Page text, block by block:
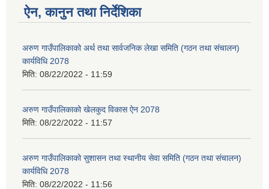
ऐन, कानुन तथा निर्देशिका
अरुण गाउँपालिकाको अर्थ तथा सार्वजनिक लेखा समिति (गठन तथा संचालन)
कार्यविधि 2078
मिति: 08/22/2022 - 11:59
अरुण गाउँपालिकाको खेलकुद विकास ऐन 2078
मिति: 08/22/2022 - 11:57
अरुण गाउँपालिकाको सुशासन तथा स्थानीय सेवा समिति (गठन तथा संचालन)
कार्यविधि 2078
मिति: 08/22/2022 - 11:56